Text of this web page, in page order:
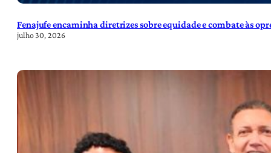
Fenajufe encaminha diretrizes sobre equidade e combate às
julho 30, 2026